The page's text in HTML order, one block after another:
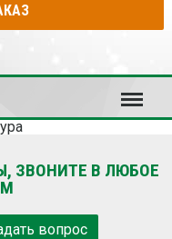
Меню
ЗВОНИТЕ В ЛЮБОЕ
вопрос